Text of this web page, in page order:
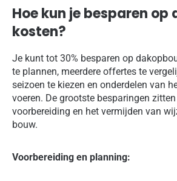
Hoe kun je besparen
kosten?
Je kunt tot 30% besparen op
te plannen, meerdere offertes te
seizoen te kiezen en onderdelen van
voeren. De grootste besparingen
voorbereiding en het vermijden van
bouw.
Voorbereiding en planning: